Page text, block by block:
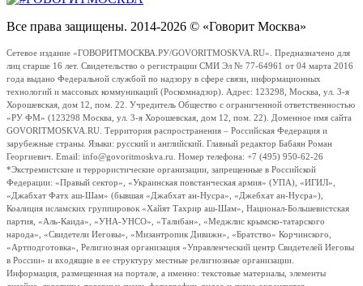
Все права защищены. 2014-2026 © «Говорит Москва»
Сетевое издание «ГОВОРИТМОСКВА.РУ/GOVORITMOSKVA.RU». Предназначено для
лиц старше 16 лет. Свидетельство о регистрации СМИ Эл № 77-64961 от 04 марта 2016
года выдано Федеральной службой по надзору в сфере связи, информационных
технологий и массовых коммуникаций (Роскомнадзор). Адрес: 123298, Москва, ул. 3-я
Хорошевская, дом 12, пом. 22. Учредитель Общество с ограниченной ответственностью
«РУ ФМ» (123298 Москва, ул. 3-я Хорошевская, дом 12, пом. 22). Доменное имя сайта
GOVORITMOSKVA.RU. Территория распространения – Российская Федерация и
зарубежные страны. Языки: русский и английский. Главный редактор Бабаян Роман
Георгиевич. Email: info@govoritmoskva.ru. Номер телефона: +7 (495) 950-62-26
*Экстремистские и террористические организации, запрещенные в Российской
Федерации: «Правый сектор», «Украинская повстанческая армия» (УПА), «ИГИЛ»,
«Джабхат Фатх аш-Шам» (бывшая «Джабхат ан-Нусра», «Джебхат ан-Нусра»),
Коалиция исламских группировок «Хайят Тахрир аш-Шам», Национал-Большевистская
партия, «Аль-Каида», «УНА-УНСО», «Талибан», «Меджлис крымско-татарского
народа», «Свидетели Иеговы», «Мизантропик Дивижн», «Братство» Корчинского,
«Артподготовка», Религиозная организация «Управленческий центр Свидетелей Иеговы
в России» и входящие в ее структуру местные религиозные организации.
Информация, размещенная на портале, а именно: текстовые материалы, элементы